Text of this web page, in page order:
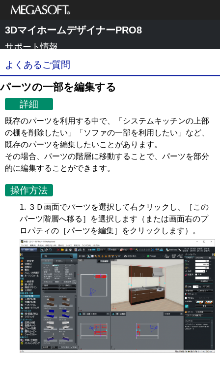
メガソフト株式
会社
3DマイホームデザイナーPRO8
サポート情報
よくあるご質問
パーツの一部を編集する
詳細
既存のパーツを利用する中で、「システムキッチンの上部
の棚を削除したい」「ソファの一部を利用したい」など、
既存のパーツを編集したいことがあります。
その場合、パーツの階層に移動することで、パーツを部分
的に編集することができます。
操作方法
３Ｄ画面でパーツを選択して右クリックし、［この
パーツ階層へ移る］を選択します（または画面右のプ
ロパティの［パーツを編集］をクリックします）。